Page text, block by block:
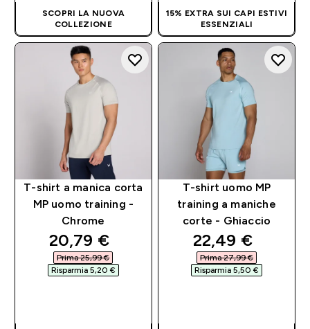
SCOPRI LA NUOVA
COLLEZIONE
15% EXTRA SUI CAPI ESTIVI
ESSENZIALI
T-shirt a manica corta
MP uomo training -
Chrome
discounted price
20,79 €‎
Prima 25,99 €‎
Risparmia 5,20 €‎
T-shirt uomo MP
training a maniche
corte - Ghiaccio
discounted
22,49 €‎
Prima 27,99 €‎
Risparmia 5,50 €‎